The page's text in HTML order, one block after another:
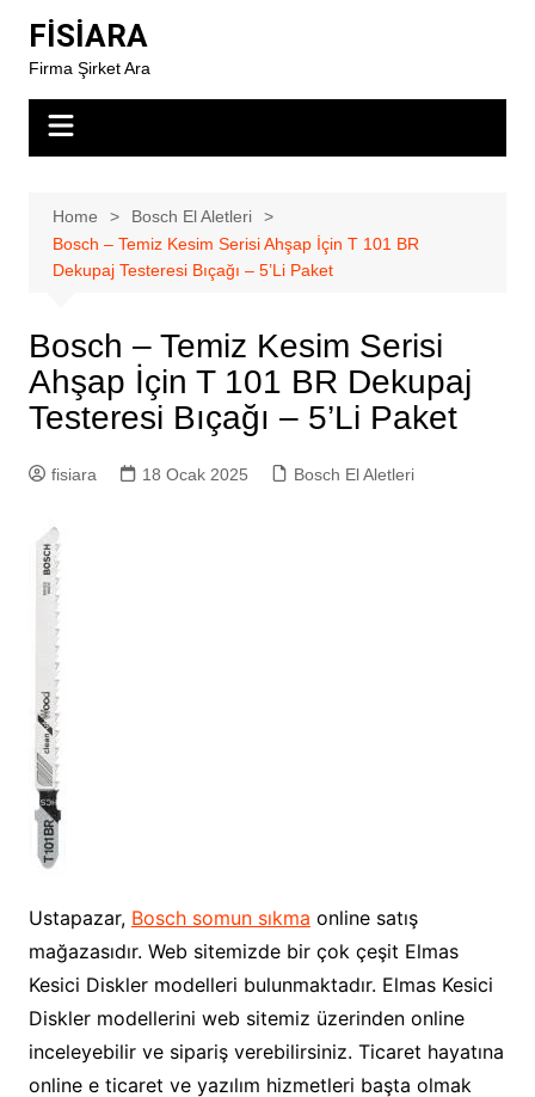
content
FİSİARA
Firma Şirket Ara
Home
Bosch El Aletleri
Bosch – Temiz Kesim Serisi Ahşap İçin T 101 BR
Dekupaj Testeresi Bıçağı – 5’Li Paket
Bosch – Temiz Kesim Serisi
Ahşap İçin T 101 BR Dekupaj
Testeresi Bıçağı – 5’Li Paket
fisiara 18 Ocak 2025 Bosch El Aletleri
Ustapazar, Bosch somun sıkma online satış
mağazasıdır. Web sitemizde bir çok çeşit Elmas
Kesici Diskler modelleri bulunmaktadır. Elmas Kesici
Diskler modellerini web sitemiz üzerinden online
inceleyebilir ve sipariş verebilirsiniz. Ticaret hayatına
online e ticaret ve yazılım hizmetleri başta olmak